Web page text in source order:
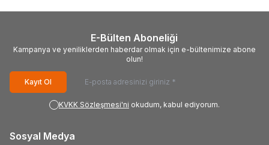
E-Bülten Aboneliği
Kampanya ve yeniliklerden haberdar olmak için e-bültenimize abone
olun!
Kayıt Ol
KVKK Sözleşmesi'ni okudum, kabul ediyorum.
Sosyal Medya